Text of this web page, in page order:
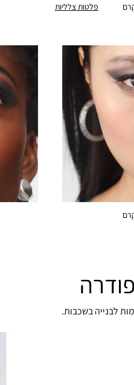
פלטות צלליות
לבנייה בשכבות.